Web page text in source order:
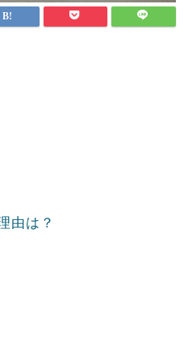
由は？